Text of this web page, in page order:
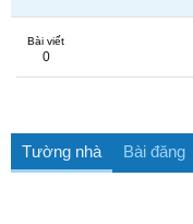
Bài viết
0
Tường nhà Bài đăng